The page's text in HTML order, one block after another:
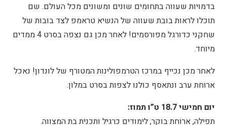
בדמויות שעווה בתחומים שונים ומשונים מכל העולם. שם
תוכלו לראות בובת שעווה של הנשיא טראמפ לצד בובות של
שחקני כדורגל מפורסמים! לאחר מכן גם נצפה בסרט 4 ממדים
מיוחד.
לאחר מכן נכייף במרכז הטרמפולינות המטורף של לונדון! נאכל
ארוחת ערב ונתאסף כולנו לצפות בסרט במלון.
יום חמישי 18.7 ט”ו תמוז:
תפילה, ארוחת בוקר, לימודים כרגיל ותכנית בת המצווה.